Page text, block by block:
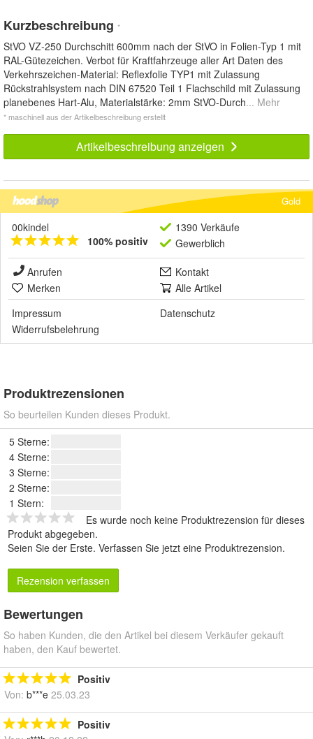
Kurzbeschreibung *
StVO VZ-250 Durchschitt 600mm nach der StVO in Folien-Typ 1 mit
RAL-Gütezeichen. Verbot für Kraftfahrzeuge aller Art Daten des
Verkehrszeichen-Material: Reflexfolie TYP1 mit Zulassung
Rückstrahlsystem nach DIN 67520 Teil 1 Flachschild mit Zulassung
planebenes Hart-Alu, Materialstärke: 2mm StVO-Durch... Mehr
* maschinell aus der Artikelbeschreibung erstellt
Artikelbeschreibung anzeigen
Gold
00kindel
100% positiv
1390 Verkäufe
Gewerblich
Anrufen
Kontakt
Merken
Alle Artikel
Impressum
Datenschutz
Widerrufsbelehrung
Produktrezensionen
So beurteilen Kunden dieses Produkt.
5 Sterne:
4 Sterne:
3 Sterne:
2 Sterne:
1 Stern:
Es wurde noch keine Produktrezension für dieses
Produkt abgegeben.
Seien Sie der Erste. Verfassen Sie jetzt eine Produktrezension.
Rezension verfassen
Bewertungen
So haben Kunden, die den Artikel bei diesem Verkäufer gekauft
haben, den Kauf bewertet.
Positiv
Von: b***e 25.03.23
Positiv